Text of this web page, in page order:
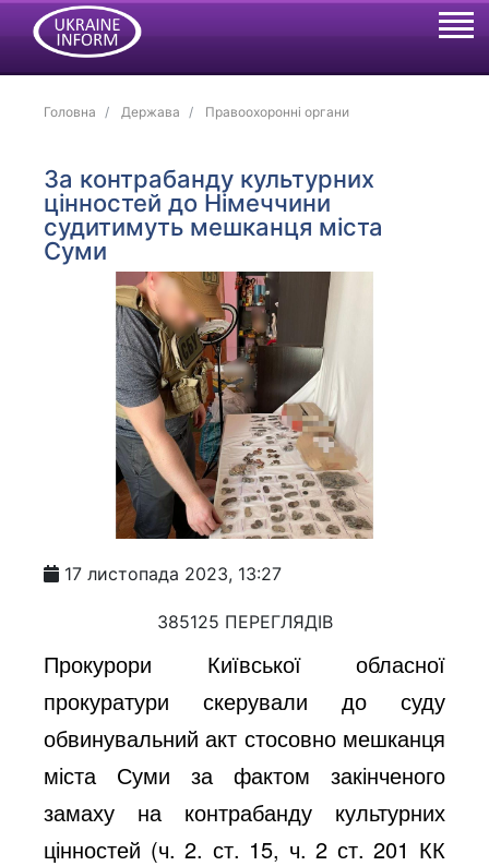
Головна Держава Правоохоронні органи
За контрабанду культурних
цінностей до Німеччини
судитимуть мешканця міста
Суми
17 листопада 2023, 13:27
385125 ПЕРЕГЛЯДІВ
Прокурори Київської обласної
прокуратури скерували до суду
обвинувальний акт стосовно мешканця
міста Суми за фактом закінченого
замаху на контрабанду культурних
цінностей (ч. 2. ст. 15, ч. 2 ст. 201 КК